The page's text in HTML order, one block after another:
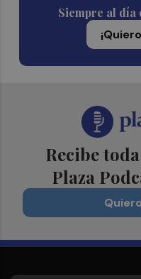
Siempre al día
Recibe
Plaza